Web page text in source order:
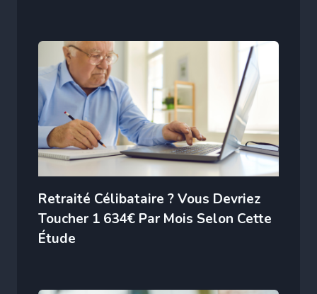
Retraité Célibataire ? Vous Devriez
Toucher 1 634€ Par Mois Selon Cette
Étude